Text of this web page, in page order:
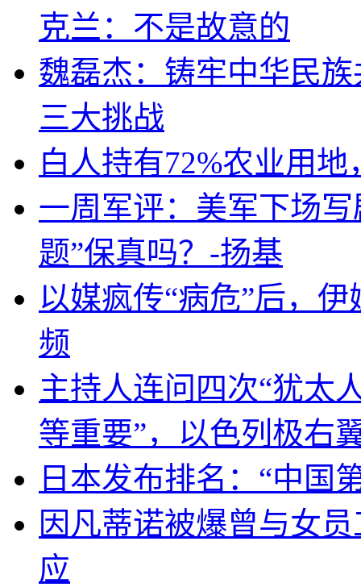
克兰：不是故意的
魏磊杰：铸牢中华民
三大挑战
白人持有72%农业用
一周军评：美军下场
题”保真吗？-扬基
以媒疯传“病危”后，
频
主持人连问四次“犹太
等重要”，以色列极右
日本发布排名：“中国
因凡蒂诺被爆曾与女
应